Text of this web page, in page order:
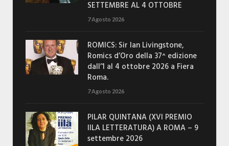
SETTEMBRE AL 4 OTTOBRE
7 Agosto 2026
ROMICS: Sir Ian Livingstone,
Romics d’Oro della 37^ edizione
dall’1 al 4 ottobre 2026 a Fiera
Roma.
7 Agosto 2026
PILAR QUINTANA (XVI PREMIO
IILA LETTERATURA) A ROMA – 9
settembre 2026